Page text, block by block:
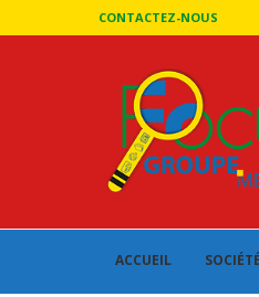
CONTACTEZ-NOUS
ACCUEIL SOCIÉTÉ